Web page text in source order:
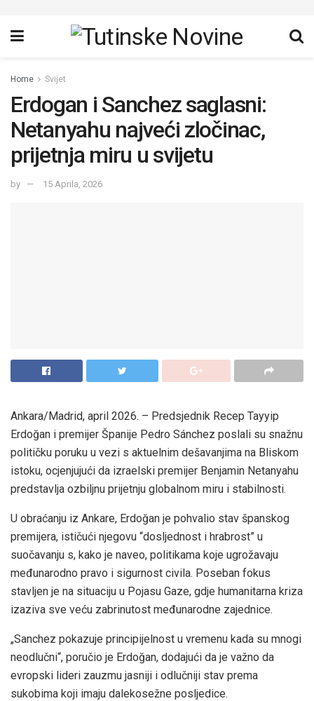
Home Svijet
Erdogan i Sanchez saglasni:
Netanyahu najveći zločinac,
prijetnja miru u svijetu
by 15 Aprila, 2026
Ankara/Madrid, april 2026. – Predsjednik Recep Tayyip
Erdoğan i premijer Španije Pedro Sánchez poslali su snažnu
političku poruku u vezi s aktuelnim dešavanjima na Bliskom
istoku, ocjenjujući da izraelski premijer Benjamin Netanyahu
predstavlja ozbiljnu prijetnju globalnom miru i stabilnosti.
U obraćanju iz Ankare, Erdoğan je pohvalio stav španskog
premijera, ističući njegovu “dosljednost i hrabrost” u
suočavanju s, kako je naveo, politikama koje ugrožavaju
međunarodno pravo i sigurnost civila. Poseban fokus
stavljen je na situaciju u Pojasu Gaze, gdje humanitarna kriza
izaziva sve veću zabrinutost međunarodne zajednice.
„Sanchez pokazuje principijelnost u vremenu kada su mnogi
neodlučni“, poručio je Erdoğan, dodajući da je važno da
evropski lideri zauzmu jasniji i odlučniji stav prema
sukobima koji imaju dalekosežne posljedice.